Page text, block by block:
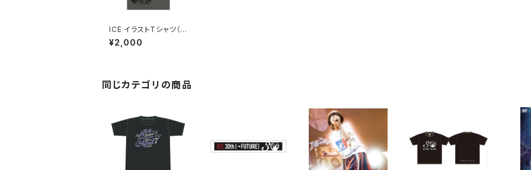
ICE イラストTシャツ（レ
ディーズ） ＊ステッカー
付き！
¥2,000
同じカテゴリの商品